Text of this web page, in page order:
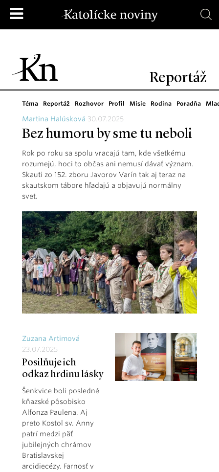
Reportáž
Téma Reportáž Rozhovor Profil Misie Rodina Poradňa
Martina Halúsková 30.07.2025
Bez humoru by sme tu neboli
Rok po roku sa spolu vracajú tam, kde všetkému
rozumejú, hoci to občas ani nemusí dávať význam.
Skauti zo 152. zboru Javorov Varín tak aj teraz na
skautskom tábore hľadajú a objavujú normálny
svet.
Zuzana Artimová
23.07.2025
Posilňuje ich
odkaz hrdinu lásky
Šenkvice boli posledné
kňazské pôsobisko
Alfonza Paulena. Aj
preto Kostol sv. Anny
patrí medzi päť
jubilejných chrámov
Bratislavskej
arcidiecézy. Farnosť v